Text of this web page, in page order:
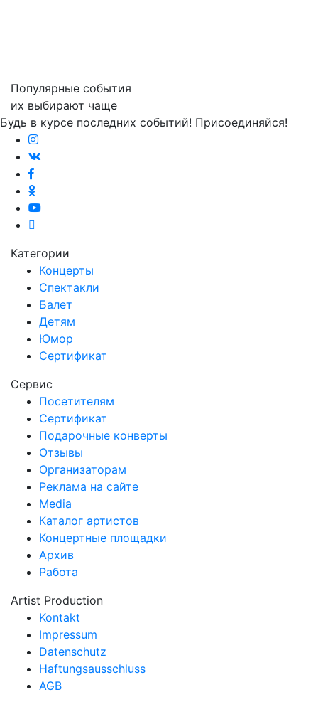
Популярные события
их выбирают чаще
Будь в курсе последних событий! Присоединяйся!
Категории
Концерты
Спектакли
Балет
Детям
Юмор
Сертификат
Сервис
Посетителям
Сертификат
Подарочные конверты
Отзывы
Организаторам
Реклама на сайте
Media
Каталог артистов
Концертные площадки
Архив
Работа
Artist Production
Kontakt
Impressum
Datenschutz
Haftungsausschluss
AGB